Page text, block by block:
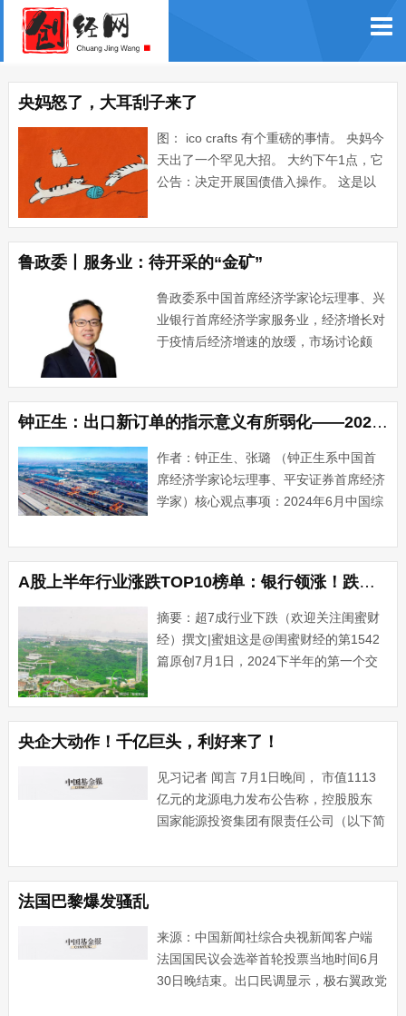
央妈怒了，大耳刮子来了
图： ico crafts 有个重磅的事情。 央妈今
天出了一个罕见大招。 大约下午1点，它
公告：决定开展国债借入操作。 这是以
出； 卖出，就是为了砸盘。 说白了， 央
妈带头砸盘，做空国债。 一 很多···...
鲁政委丨服务业：待开采的“金矿”
鲁政委系中国首席经济学家论坛理事、兴
业银行首席经济学家服务业，经济增长对
于疫情后经济增速的放缓，市场讨论颇
长放缓的主要原因。在谈及提高经济潜在
增速时，人们多将目光投向制造业而非服
务业。“产业空心化”、“鲍···...
钟正生：出口新订单的指示意义有所弱化——2024年6月PMI数据解读
作者：钟正生、张璐 （钟正生系中国首
席经济学家论坛理事、平安证券首席经济
学家）核心观点事项：2024年6月中国综
个百分点。1. 制造业景气度仍然较高，但
服务业和建筑业景气回落。6月制造业、
服务业···...
A股上半年行业涨跌TOP10榜单：银行领涨！跌得最惨的不是房地产
摘要：超7成行业下跌（欢迎关注闺蜜财
经）撰文|蜜姐这是@闺蜜财经的第1542
篇原创7月1日，2024下半年的第一个交
持“年轻态”、“少年感”，A股算是掌握了不
老秘诀。2007年2月16日，A股首次突破
300···...
央企大动作！千亿巨头，利好来了！
见习记者 闻言 7月1日晚间， 市值1113
亿元的龙源电力发布公告称，控股股东
国家能源投资集团有限责任公司（以下简
新能源资产的工作，预计新能源装机规模
约400万千瓦。 国家能源集团系中央骨干
法国巴黎爆发骚乱
来源：中国新闻社综合央视新闻客户端
法国国民议会选举首轮投票当地时间6月
30日晚结束。出口民调显示，极右翼政党